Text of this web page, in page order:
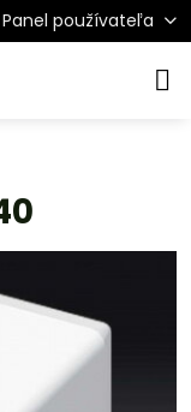
Panel používateľa